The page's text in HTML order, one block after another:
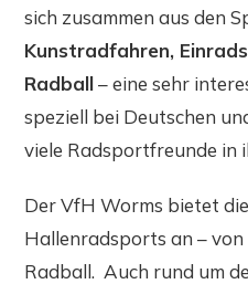
sich zusammen aus den
Kunstradfahren,
Radball– eine sehr
speziell bei Deutschen
viele Radsportfreunde in
Der VfH Worms bietet
Hallenradsports an –
Radball. Auch rund um